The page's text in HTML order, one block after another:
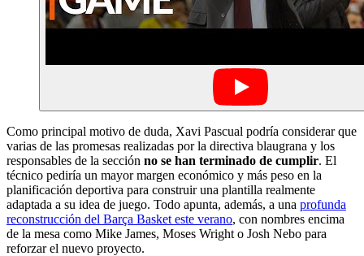
Como principal motivo de duda, Xavi Pascual podría considerar que
varias de las promesas realizadas por la directiva blaugrana y los
responsables de la sección no se han terminado de cumplir. El
técnico pediría un mayor margen económico y más peso en la
planificación deportiva para construir una plantilla realmente
adaptada a su idea de juego. Todo apunta, además, a una profunda
reconstrucción del Barça Basket este verano, con nombres encima
de la mesa como Mike James, Moses Wright o Josh Nebo para
reforzar el nuevo proyecto.